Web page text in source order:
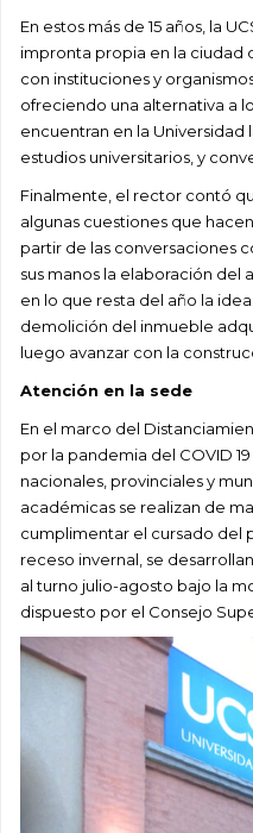
En estos más de 15 años, la
impronta propia en la ciudad
con instituciones y
ofreciendo una alternativa a
encuentran en la Universidad
estudios universitarios, y
Finalmente, el rector contó
algunas cuestiones que
partir de las conversaciones
sus manos la elaboración
en lo que resta del año la
demolición del inmueble
luego avanzar con la
Atención en la sede
En el marco del
por la pandemia del COVID
nacionales, provinciales y
académicas se realizan de
cumplimentar el cursado del
receso invernal, se
al turno julio-agosto bajo la
dispuesto por el Consejo